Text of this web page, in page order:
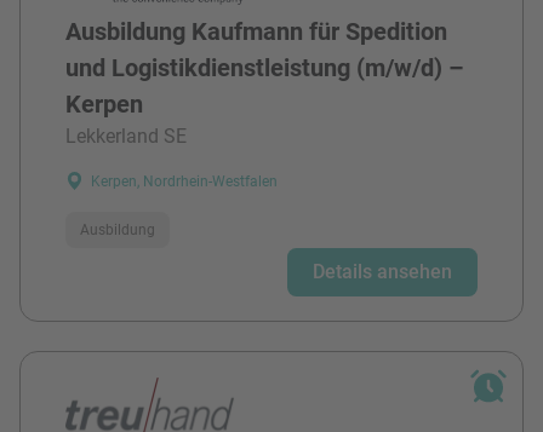
Ausbildung Kaufmann für Spedition
und Logistikdienstleistung (m/w/d) –
Kerpen
Lekkerland SE
Kerpen, Nordrhein-Westfalen
Ausbildung
Details ansehen